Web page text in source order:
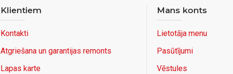
Klientiem
Kontakti
Atgriešana un garantijas remonts
Lapas karte
Mans konts
Lietotāja menu
Pasūtījumi
Vēstules